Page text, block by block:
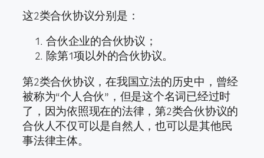
这2类合伙协议分别是：
合伙企业的合伙协议；
除第1项以外的合伙协议。
第2类合伙协议，在我国立法的历史中，曾经
被称为“个人合伙”，但是这个名词已经过时
了，因为依照现在的法律，第2类合伙协议的
合伙人不仅可以是自然人，也可以是其他民
事法律主体。